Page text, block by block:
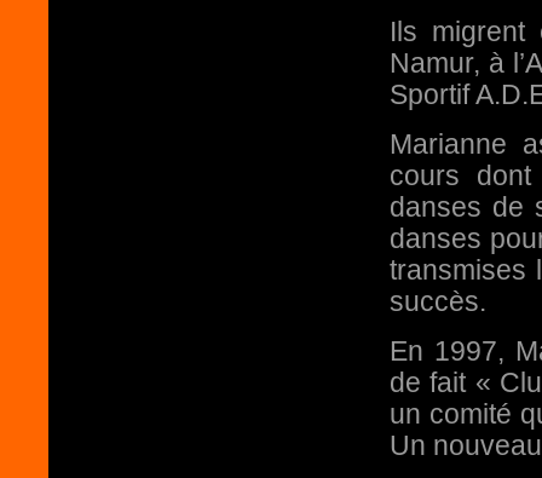
Ils migrent
Namur, à
Sportif
Marianne
cours
danses de
danses
transmises
succès.
En 1997,
de fait «
un comité
Un